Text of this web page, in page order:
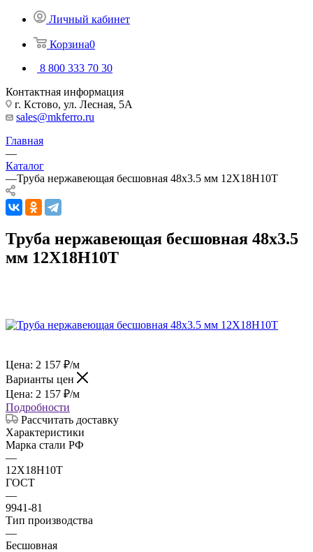
Личный кабинет
Корзина0
8 800 333 70 30
Контактная информация
г. Кстово, ул. Лесная, 5А
sales@mkferro.ru
Главная
—
Каталог
—Труба нержавеющая бесшовная 48х3.5 мм 12Х18Н10Т
Труба нержавеющая бесшовная 48х3.5
мм 12Х18Н10Т
Цена: 2 157 ₽/м
Варианты цен
Цена: 2 157 ₽/м
Подробности
Рассчитать доставку
Характеристики
Марка стали РФ
—
12Х18Н10Т
ГОСТ
—
9941-81
Тип производства
—
Бесшовная